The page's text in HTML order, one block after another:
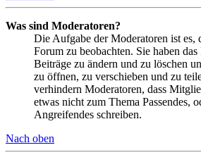
Was sind Moderatoren?
Die Aufgabe der Moderatoren ist es,
Forum zu beobachten. Sie haben
Beiträge zu ändern und zu löschen
zu öffnen, zu verschieben und zu
verhindern Moderatoren, dass
etwas nicht zum Thema Passendes,
Angreifendes schreiben.
Nach oben